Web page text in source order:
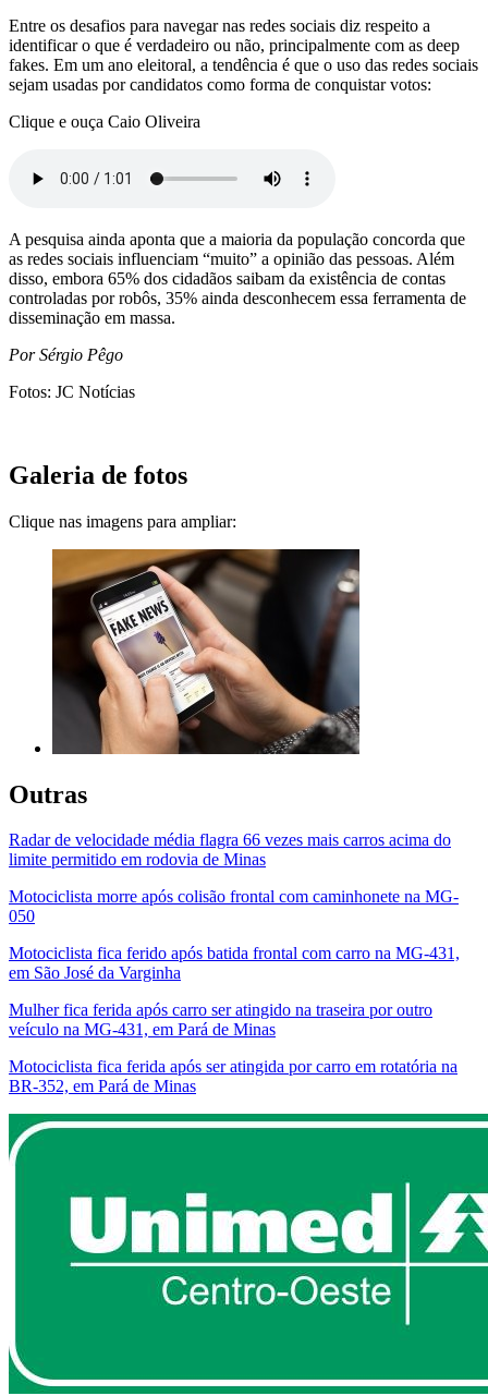
Entre os desafios para navegar nas redes sociais diz respeito a
identificar o que é verdadeiro ou não, principalmente com as deep
fakes. Em um ano eleitoral, a tendência é que o uso das redes sociais
sejam usadas por candidatos como forma de conquistar votos:
Clique e ouça Caio Oliveira
A pesquisa ainda aponta que a maioria da população concorda que
as redes sociais influenciam “muito” a opinião das pessoas. Além
disso, embora 65% dos cidadãos saibam da existência de contas
controladas por robôs, 35% ainda desconhecem essa ferramenta de
disseminação em massa.
Por Sérgio Pêgo
Fotos: JC Notícias
Galeria de fotos
Clique nas imagens para ampliar:
Outras
Radar de velocidade média flagra 66 vezes mais carros acima do
limite permitido em rodovia de Minas
Motociclista morre após colisão frontal com caminhonete na MG-
050
Motociclista fica ferido após batida frontal com carro na MG-431,
em São José da Varginha
Mulher fica ferida após carro ser atingido na traseira por outro
veículo na MG-431, em Pará de Minas
Motociclista fica ferida após ser atingida por carro em rotatória na
BR-352, em Pará de Minas